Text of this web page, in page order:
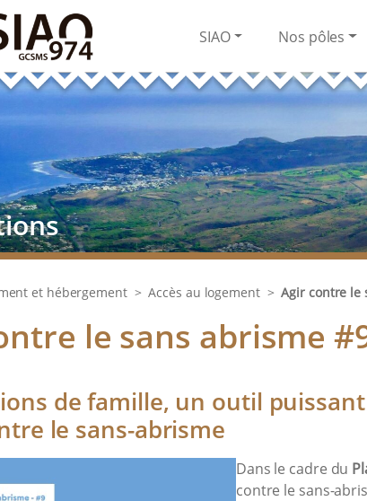
SIAO Nos pôles
et hébergement > Accès au logement > Agir contre le
le sans abrisme
de famille, un outil
le sans-abrisme
Dans le cadre du
contre le sans-